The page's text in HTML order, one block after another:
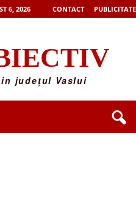
6, 2026 CONTACT PUBLICITATE
județul Vaslui